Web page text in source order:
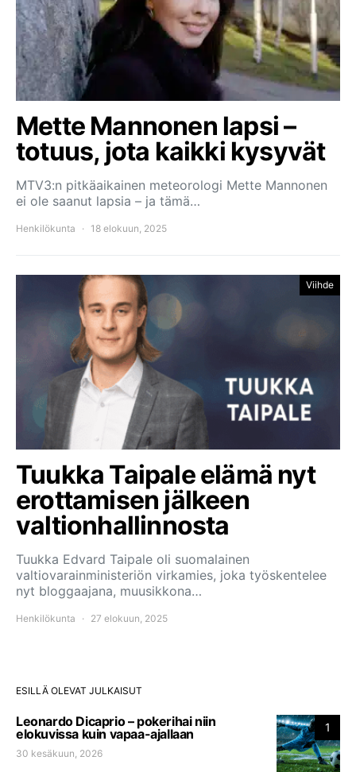
Mette Mannonen lapsi –
totuus, jota kaikki kysyvät
MTV3:n pitkäaikainen meteorologi Mette Mannonen
ei ole saanut lapsia – ja tämä…
Henkilökunta 18 elokuun, 2025
Viihde
Tuukka Taipale elämä nyt
erottamisen jälkeen
valtionhallinnosta
Tuukka Edvard Taipale oli suomalainen
valtiovarainministeriön virkamies, joka työskentelee
nyt bloggaajana, muusikkona…
Henkilökunta 27 elokuun, 2025
ESILLÄ OLEVAT JULKAISUT
1
Leonardo Dicaprio – pokerihai niin
elokuvissa kuin vapaa-ajallaan
30 kesäkuun, 2026